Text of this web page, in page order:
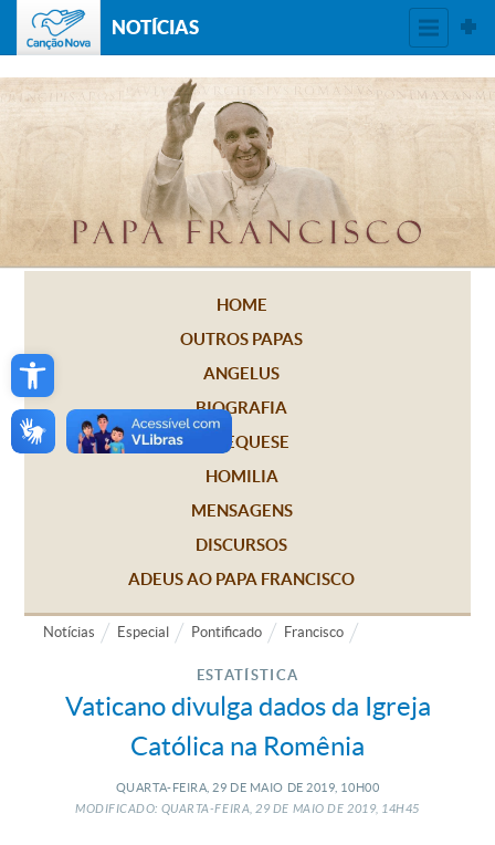
Open toolbar
NOTÍCIAS
HOME
OUTROS PAPAS
ANGELUS
BIOGRAFIA
CATEQUESE
HOMILIA
MENSAGENS
DISCURSOS
ADEUS AO PAPA FRANCISCO
Notícias Especial Pontificado Francisco
ESTATÍSTICA
Vaticano divulga dados da Igreja
Católica na Romênia
QUARTA-FEIRA, 29 DE MAIO DE 2019, 10H00
MODIFICADO: QUARTA-FEIRA, 29DE MAIO DE 2019, 14H45